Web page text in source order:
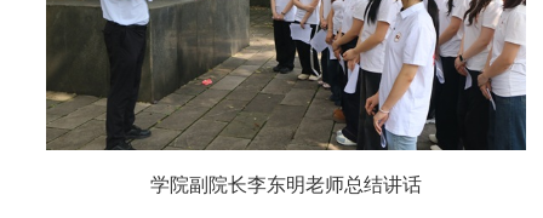
学院副院长李东明老师总结讲话